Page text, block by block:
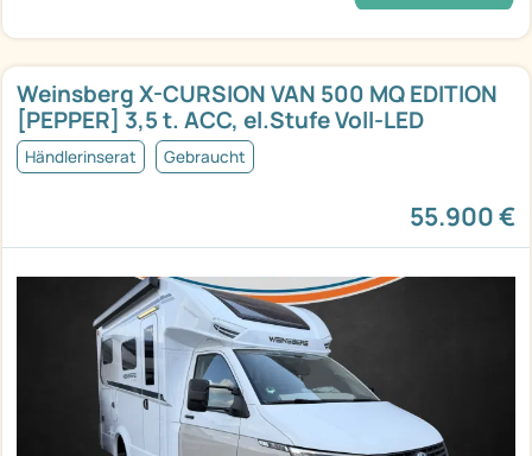
Weinsberg X-CURSION VAN 500 MQ EDITION
[PEPPER] 3,5 t. ACC, el.Stufe Voll-LED
Händlerinserat Gebraucht
55.900 €